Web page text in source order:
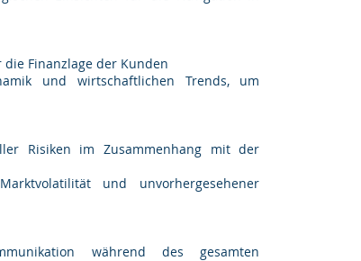
Finanzlage der Kunden
und wirtschaftlichen Trends, um
Risiken im Zusammenhang mit der
und unvorhergesehener
während des gesamten